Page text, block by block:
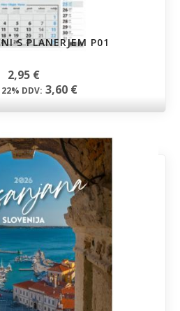
S PLANERJEM P01
2,95 €
DDV: 3,60 €